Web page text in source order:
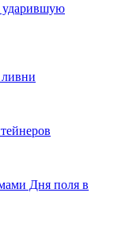
ударившую
Дня поля в